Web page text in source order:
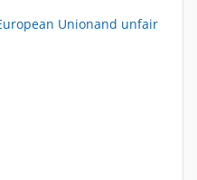
Unionand unfair